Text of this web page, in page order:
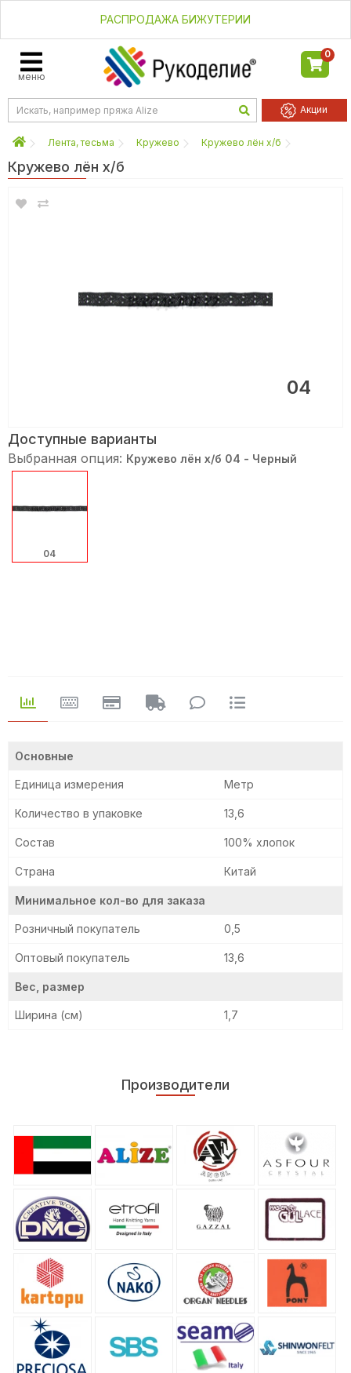
РАСПРОДАЖА БИЖУТЕРИИ
меню
0
Акции
Лента, тесьма Кружево Кружево лён х/б
Кружево лён х/б
04
Основные
Единица измерения Метр
Количество в упаковке 13,6
Состав 100% хлопок
Страна Китай
Минимальное кол-во для заказа
Розничный покупатель 0,5
Оптовый покупатель 13,6
Вес, размер
Ширина (см) 1,7
Доступные варианты
Выбранная опция: Кружево лён х/б 04 - Черный
04
Производители